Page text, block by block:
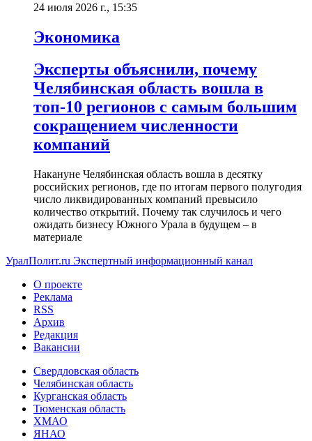
24 июля 2026 г., 15:35
Экономика
Эксперты объяснили, почему
Челябинская область вошла в
топ-10 регионов с самым большим
сокращением численности
компаний
Накануне Челябинская область вошла в десятку
российских регионов, где по итогам первого полугодия
число ликвидированных компаний превысило
количество открытий. Почему так случилось и чего
ожидать бизнесу Южного Урала в будущем – в
материале
УралПолит.ru Экспертный информационный канал
О проекте
Реклама
RSS
Архив
Редакция
Вакансии
Свердловская область
Челябинская область
Курганская область
Тюменская область
ХМАО
ЯНАО